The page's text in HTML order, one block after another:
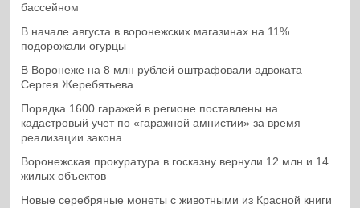
бассейном
В начале августа в воронежских магазинах на 11%
подорожали огурцы
В Воронеже на 8 млн рублей оштрафовали адвоката
Сергея Жеребятьева
Порядка 1600 гаражей в регионе поставлены на
кадастровый учет по «гаражной амнистии» за время
реализации закона
Воронежская прокуратура в госказну вернули 12 млн и 14
жилых объектов
Новые серебряные монеты с животными из Красной книги